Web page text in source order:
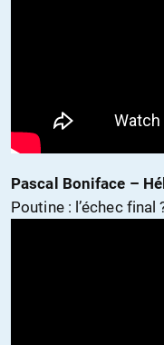
Pascal Boniface –
Poutine : l’échec final